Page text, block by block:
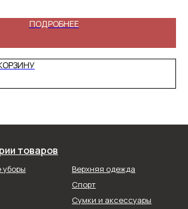
ПОДРОБНЕЕ
товаров
уборы
Спорт
Верхняя одежда
Сумки и аксессуары